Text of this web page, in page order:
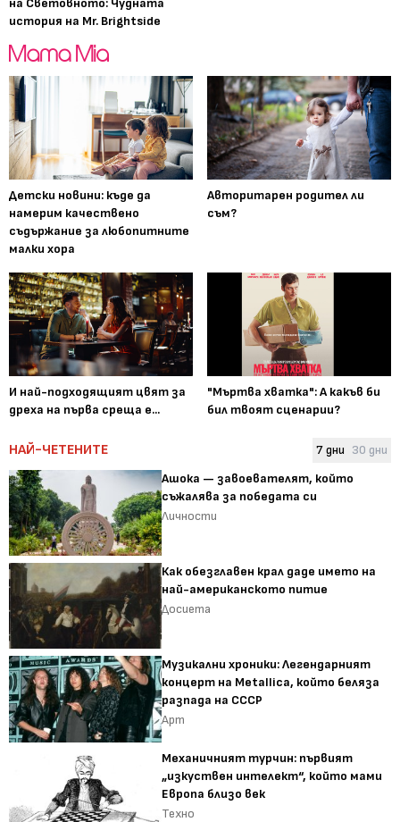
на Световното: Чудната
история на Mr. Brightside
Детски новини: къде да
намерим качествено
съдържание за любопитните
малки хора
Авторитарен родител ли
съм?
И най-подходящият цвят за
дреха на първа среща е...
"Мъртва хватка": А какъв би
бил твоят сценарии?
НАЙ-ЧЕТЕНИТЕ 7 дни 30 дни
Ашока — завоевателят, който
съжалява за победата си
Личности
Как обезглавен крал даде името на
най-американското питие
Досиета
Музикални хроники: Легендарният
концерт на Metallica, който беляза
разпада на СССР
Арт
Механичният турчин: първият
„изкуствен интелект“, който мами
Европа близо век
Техно